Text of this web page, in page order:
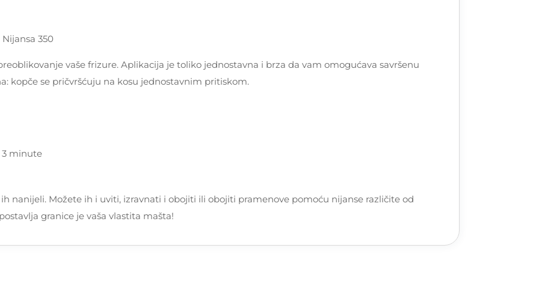
350
vaše frizure. Aplikacija je toliko jednostavna i brza da vam omogućava savršenu
kopče se pričvršćuju na kosu jednostavnim pritiskom.
3 minute
nanijeli. Možete ih i uviti, izravnati i obojiti ili obojiti pramenove pomoću nijanse različite od
granice je vaša vlastita mašta!